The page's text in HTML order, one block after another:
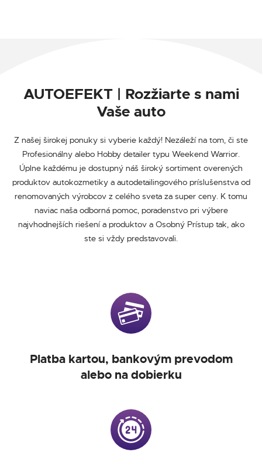
AUTOEFEKT | Rozžiarte s nami
Vaše auto
Z našej širokej ponuky si vyberie každý! Nezáleží na tom, či ste
Profesionálny alebo Hobby detailer typu Weekend Warrior.
Úplne každému je dostupný náš široký sortiment overených
produktov autokozmetiky a autodetailingového príslušenstva od
renomovaných výrobcov z celého sveta za super ceny. K tomu
naviac naša odborná pomoc, poradenstvo pri výbere
najvhodnejších riešení a produktov a Osobný Prístup tak, ako
ste si vždy predstavovali.
Platba kartou, bankovým prevodom
alebo na dobierku